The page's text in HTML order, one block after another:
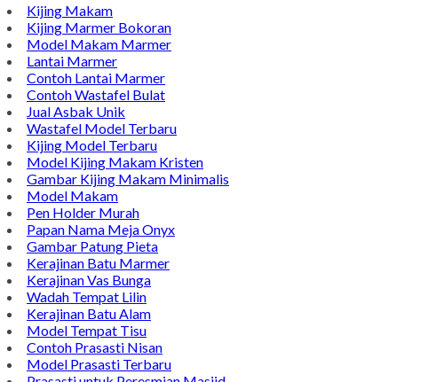
Kijing Makam
Kijing Marmer Bokoran
Model Makam Marmer
Lantai Marmer
Contoh Lantai Marmer
Contoh Wastafel Bulat
Jual Asbak Unik
Wastafel Model Terbaru
Kijing Model Terbaru
Model Kijing Makam Kristen
Gambar Kijing Makam Minimalis
Model Makam
Pen Holder Murah
Papan Nama Meja Onyx
Gambar Patung Pieta
Kerajinan Batu Marmer
Kerajinan Vas Bunga
Wadah Tempat Lilin
Kerajinan Batu Alam
Model Tempat Tisu
Contoh Prasasti Nisan
Model Prasasti Terbaru